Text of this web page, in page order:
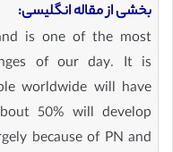
بخشی از مقاله انگلیسی:
is one of the most
of our day. It is
worldwide will have
50% will develop
because of PN and